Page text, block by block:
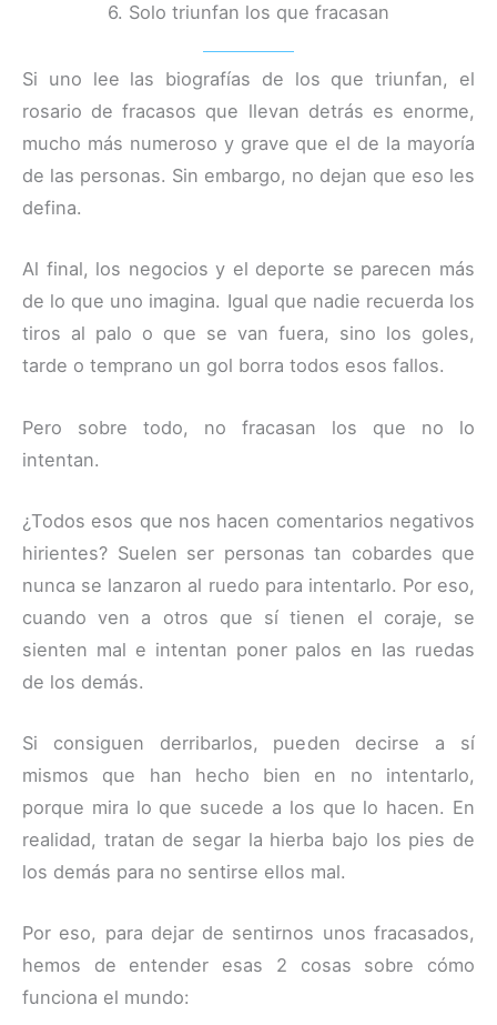
6. Solo triunfan los que fracasan
Si uno lee las biografías de los que triunfan, el
rosario de fracasos que llevan detrás es enorme,
mucho más numeroso y grave que el de la mayoría
de las personas. Sin embargo, no dejan que eso les
defina.
Al final, los negocios y el deporte se parecen más
de lo que uno imagina. Igual que nadie recuerda los
tiros al palo o que se van fuera, sino los goles,
tarde o temprano un gol borra todos esos fallos.
Pero sobre todo, no fracasan los que no lo
intentan.
¿Todos esos que nos hacen comentarios negativos
hirientes? Suelen ser personas tan cobardes que
nunca se lanzaron al ruedo para intentarlo. Por eso,
cuando ven a otros que sí tienen el coraje, se
sienten mal e intentan poner palos en las ruedas
de los demás.
Si consiguen derribarlos, pueden decirse a sí
mismos que han hecho bien en no intentarlo,
porque mira lo que sucede a los que lo hacen. En
realidad, tratan de segar la hierba bajo los pies de
los demás para no sentirse ellos mal.
Por eso, para dejar de sentirnos unos fracasados,
hemos de entender esas 2 cosas sobre cómo
funciona el mundo: